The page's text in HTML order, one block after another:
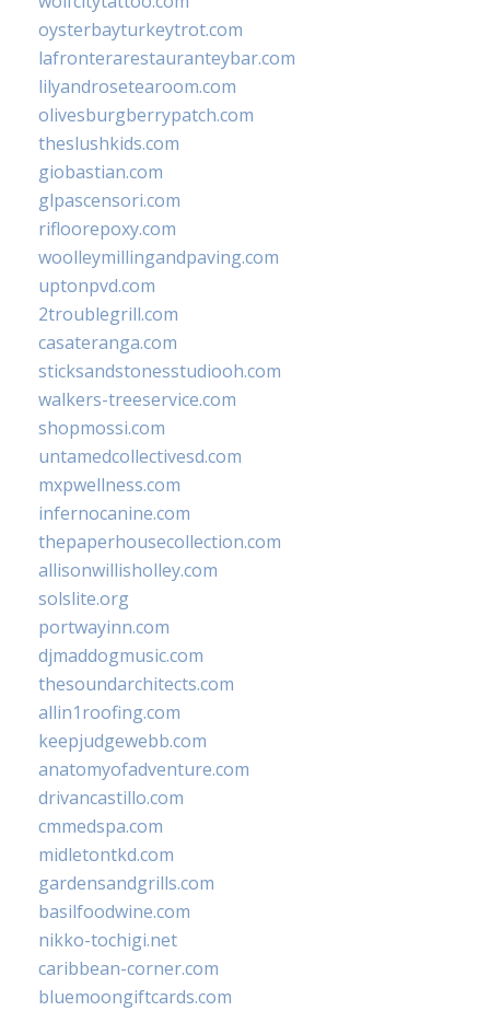
oysterbayturkeytrot.com
lafronterarestauranteybar.com
lilyandrosetearoom.com
olivesburgberrypatch.com
theslushkids.com
giobastian.com
glpascensori.com
rifloorepoxy.com
woolleymillingandpaving.com
uptonpvd.com
2troublegrill.com
casateranga.com
sticksandstonesstudiooh.com
walkers-treeservice.com
shopmossi.com
untamedcollectivesd.com
mxpwellness.com
infernocanine.com
thepaperhousecollection.com
allisonwillisholley.com
solslite.org
portwayinn.com
djmaddogmusic.com
thesoundarchitects.com
allin1roofing.com
keepjudgewebb.com
anatomyofadventure.com
drivancastillo.com
cmmedspa.com
midletontkd.com
gardensandgrills.com
basilfoodwine.com
nikko-tochigi.net
caribbean-corner.com
bluemoongiftcards.com